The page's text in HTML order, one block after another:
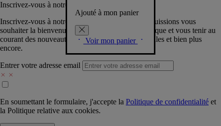
Ajouté à mon panier
Voir mon panier
Inscrivez-vous à notre Newsletter
Inscrivez-vous à notre newsletter pour que nous puissions vous
souhaiter la bienvenue dans la communauté Diptyque et vous tenir au
courant des nouveautés, événements, offres spéciales et bien plus
encore.
Entrer votre adresse email
En soumettant le formulaire, j'accepte la Politique de confidentialité et
la Politique relative aux cookies.